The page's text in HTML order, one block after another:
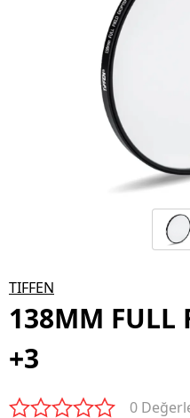
TIFFEN
138MM FULL
+3
0